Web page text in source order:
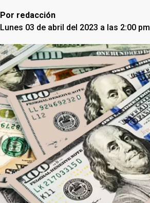
Por redacción
Lunes 03 de abril del 2023 a las 2:00 pm